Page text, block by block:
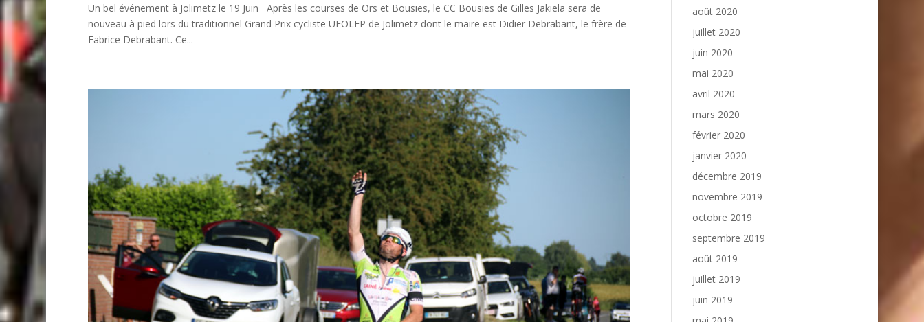
Un bel événement à Jolimetz le 19 Juin Après les courses de Ors et Bousies, le CC Bousies de Gilles Jakiela sera de
nouveau à pied lors du traditionnel Grand Prix cycliste UFOLEP de Jolimetz dont le maire est Didier Debrabant, le frère de
Fabrice Debrabant. Ce...
août 2020
juillet 2020
juin 2020
mai 2020
avril 2020
mars 2020
février 2020
janvier 2020
décembre 2019
novembre 2019
octobre 2019
septembre 2019
août 2019
juillet 2019
juin 2019